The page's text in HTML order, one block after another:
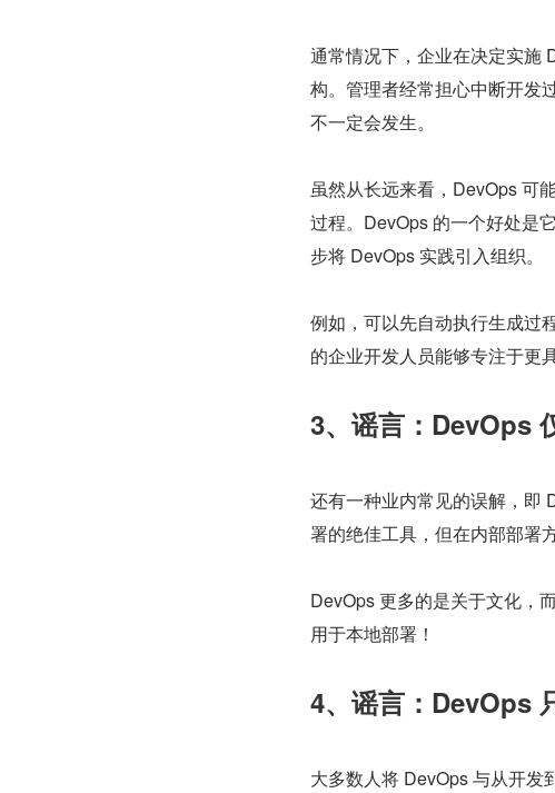
通常情况下，企业在决定实施
构。管理者经常担心中断开发
不一定会发生。
虽然从长远来看，DevOps 可
过程。DevOps 的一个好处是
步将 DevOps 实践引入组织。
例如，可以先自动执行生成过
的企业开发人员能够专注于更
3、谣言：DevOps
还有一种业内常见的误解，即
署的绝佳工具，但在内部部署
DevOps 更多的是关于文化，
用于本地部署！
4、谣言：DevOps
大多数人将 DevOps 与从开